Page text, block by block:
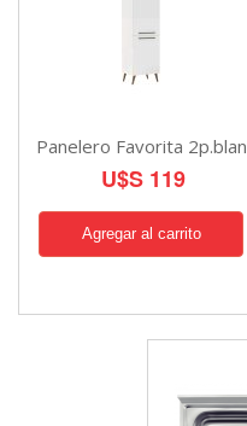
Panelero Favorita 2p.blan
U$S 119